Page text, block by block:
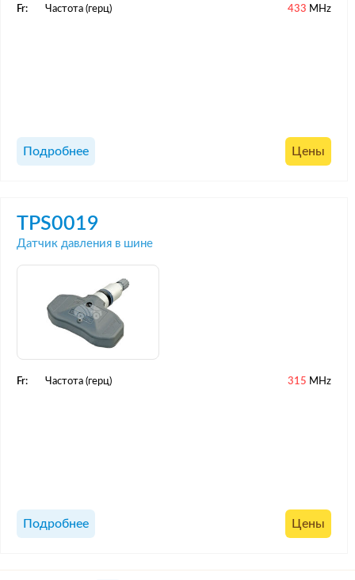
Fr: Частота (герц) 433 MHz
Подробнее Цены
TPS0019
Датчик давления в шине
Fr: Частота (герц) 315 MHz
Подробнее Цены